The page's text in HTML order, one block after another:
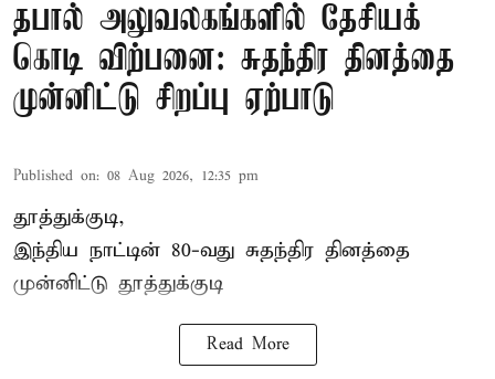
தபால் அலுவலகங்களில் தேசியக்
கொடி விற்பனை: சுதந்திர தினத்தை
முன்னிட்டு சிறப்பு ஏற்பாடு
Published on: 08 Aug 2026, 12:35 pm
தூத்துக்குடி,
இந்திய நாட்டின் 80-வது சுதந்திர தினத்தை
முன்னிட்டு தூத்துக்குடி
Read More